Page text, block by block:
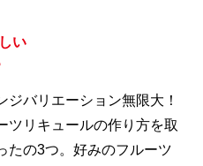
い
バリエーション無限大！
ツリキュールの作り方を取
たの3つ。好みのフルーツ